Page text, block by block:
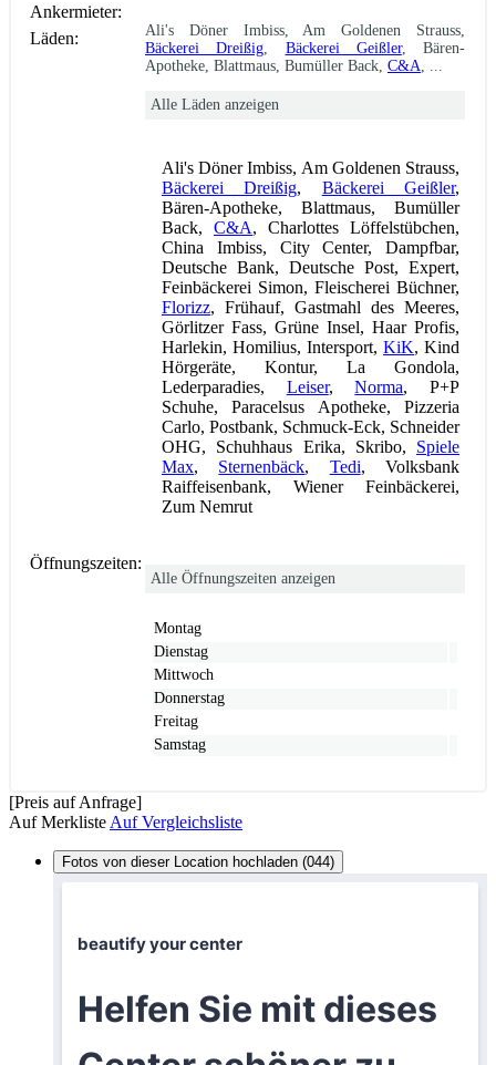
Ankermieter:
Läden:
Ali's Döner Imbiss, Am Goldenen Strauss,
Bäckerei Dreißig
Bäckerei Geißler, Bären-
Apotheke, Blattmaus, Bumüller Back, C&A
Alle Läden anzeigen
Ali's Döner Imbiss, Am Goldenen Strauss,
Bäckerei Dreißig, Bäckerei Geißler,
Bären-Apotheke, Blattmaus, Bumüller
Back, C&A, Charlottes Löffelstübchen,
China Imbiss, City Center, Dampfbar,
Deutsche Bank, Deutsche Post, Expert,
Feinbäckerei Simon, Fleischerei Büchner,
Florizz, Frühauf, Gastmahl des Meeres,
Görlitzer Fass, Grüne Insel, Haar Profis,
Harlekin, Homilius, Intersport, KiK, Kind
Hörgeräte, Kontur, La Gondola,
Lederparadies, Leiser,Norma, P+P
Schuhe, Paracelsus Apotheke, Pizzeria
Carlo, Postbank, Schmuck-Eck, Schneider
OHG, Schuhhaus Erika, Skribo, Spiele
Max, Sternenbäck, Tedi, Volksbank
Raiffeisenbank, Wiener Feinbäckerei,
Zum Nemrut
Öffnungszeiten:
Alle Öffnungszeiten anzeigen
Montag
Dienstag
Mittwoch
Donnerstag
Freitag
Samstag
[Preis auf Anfrage]
Auf Merkliste Auf Vergleichsliste
Fotos von dieser Location hochladen (044)